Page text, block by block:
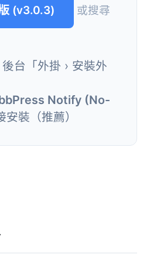
(v3.0.3)
或搜尋
台「外掛 › 安裝外
Notify (No-
裝（推薦）